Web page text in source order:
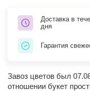
Доставка в
дня
Гарантия
Завоз цветов был
отношении букет